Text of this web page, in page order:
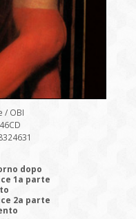
/ OBI
dopo
1a parte
2a parte